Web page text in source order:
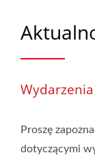
Proszę
dotyczącymi